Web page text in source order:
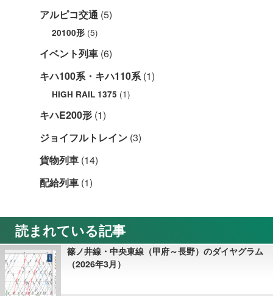
アルピコ交通 (5)
20100形 (5)
イベント列車 (6)
キハ100系・キハ110系(1)
HIGH RAIL 1375 (1)
キハE200形 (1)
ジョイフルトレイン (3)
貨物列車 (14)
配給列車 (1)
読まれている記事
篠ノ井線・中央東線（甲府～長野）のダイヤグラム
（2026年3月）